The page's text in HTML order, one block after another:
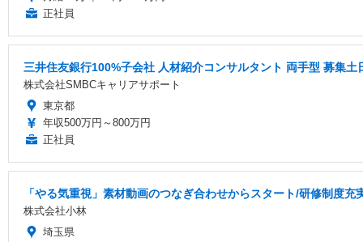
正社員
三井住友銀行100%子会社 人材紹介コンサルタント 両手型 募集土
株式会社SMBCキャリアサポート
東京都
年収500万円～800万円
正社員
「やる気重視」素材動画のつなぎ合わせからスタート/研修制度充
株式会社小林
埼玉県